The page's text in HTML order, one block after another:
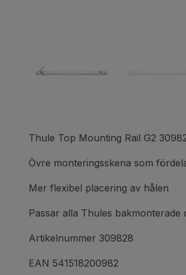
Thule Top Mounting Rail G2
Övre monteringsskena som
Mer flexibel placering av hålen
Passar alla Thules
Artikelnummer 309828
EAN 541518200982